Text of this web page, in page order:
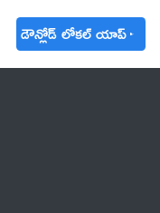
డౌన్లోడ్ లోకల్ యాప్